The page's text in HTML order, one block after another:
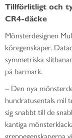
Tillförlitligt och
CR4-däcke
Mönsterdesignen
köregenskaper.
symmetriska
på barmark.
– Den nya
hundratusentals mil
sig snabbt till de
kantiga